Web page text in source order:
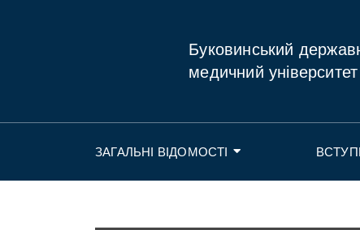
Буковинський
медичний університет
ЗАГАЛЬНІ ВІДОМОСТІ